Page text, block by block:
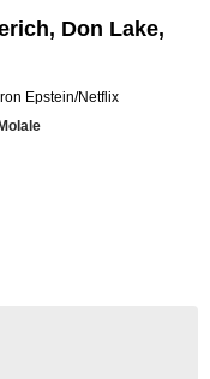
Don Lake,
Epstein/Netflix